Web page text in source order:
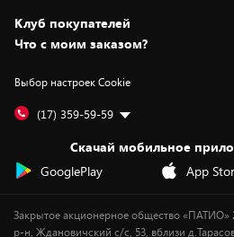
Статьи и обзоры
Вакансии
Дай пять добру!
Безналичный расчёт
Обмен и возврат товара
Обработка персональных данных
Подарочные карты
Установка техники
Для игровых консолей
Для мобильных устройств
Для компьютеров
Сервисные центры
Скидки и промокоды
Белорусские товары
Бонусы
Оплата частями
Уценка
Клуб покупателей
Что с моим заказом?
Выбор настроек Cookie
(17) 359-59-59
Скачай мобильное
GooglePlay
App
Закрытое акционерное общество «ПАТИО»
р-н, Ждановичский с/с, 53, вблизи